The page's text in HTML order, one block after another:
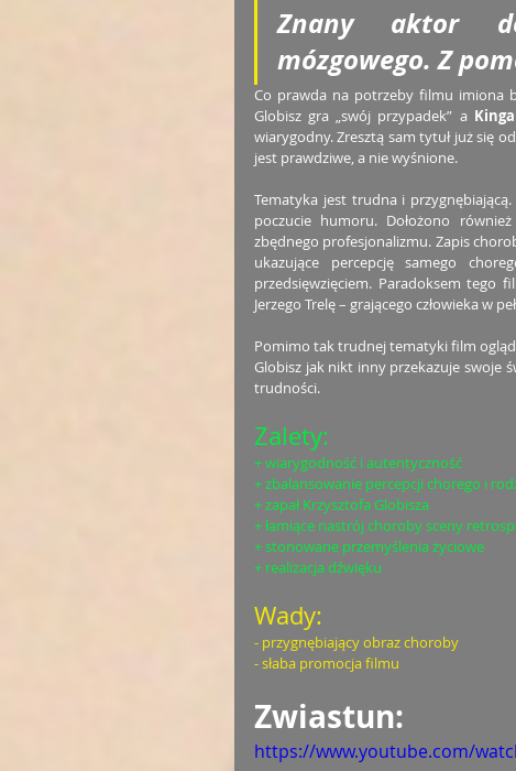
Znany aktor
mózgowego. Z
Co prawda na potrzeby filmu imiona
Globisz gra „swój przypadek” a
wiarygodny. Zresztą sam tytuł już się
jest prawdziwe, a nie wyśnione.
Tematyka jest trudna i
poczucie humoru. Dołożono
zbędnego profesjonalizmu. Zapis
ukazujące percepcję samego
przedsięwzięciem. Paradoksem tego
Jerzego Trelę – grającego człowieka w
Pomimo tak trudnej tematyki film
Globisz jak nikt inny przekazuje swoje
trudności.
Zalety:
+ wiarygodność i autentyczność
+ zbalansowanie percepcji chorego i
+ zapał Krzysztofa Globisza
+ łamiące nastrój choroby sceny
+ stonowane przemyślenia życiowe
+ realizacja dźwięku
Wady:
- przygnębiający obraz choroby
- słaba promocja filmu
Zwiastun:
https://www.youtube.com/